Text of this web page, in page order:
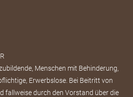
Menschen mit Behinderung,
Erwerbslose. Bei Beitritt von
fallweise durch den Vorstand über die